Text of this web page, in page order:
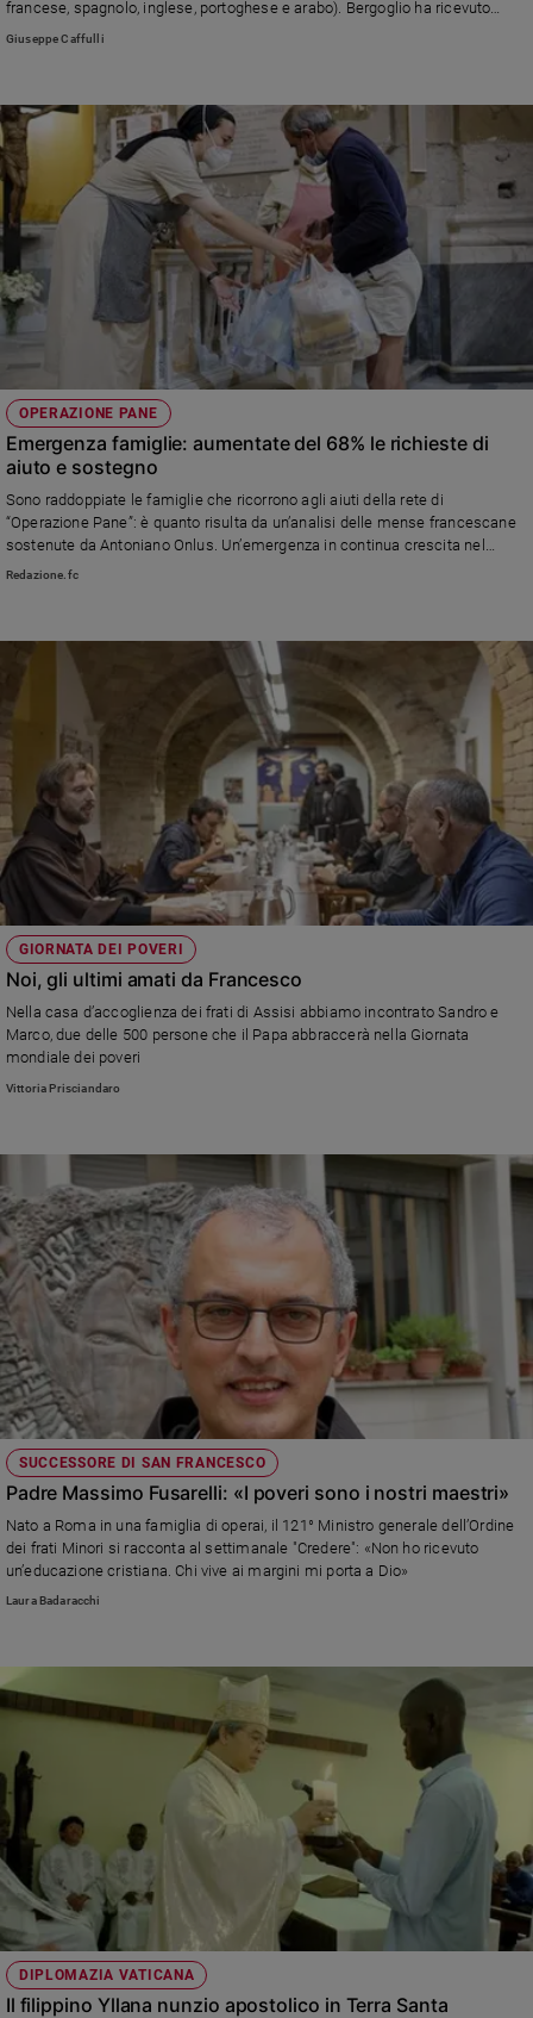
francese, spagnolo, inglese, portoghese e arabo). Bergoglio ha ricevuto
giornalisti e staff della comunicazione della Custodia di Terra Santa,
Giuseppe Caffulli
OPERAZIONE PANE
Emergenza famiglie: aumentate del 68% le richieste di
aiuto e sostegno
Sono raddoppiate le famiglie che ricorrono agli aiuti della rete di
“Operazione Pane”: è quanto risulta da un’analisi delle mense francescane
sostenute da Antoniano Onlus. Un’emergenza in continua crescita nel
triennio 2019/2021, come dimostra il +100% delle ceste alimentari
Redazione.fc
GIORNATA DEI POVERI
Noi, gli ultimi amati da Francesco
Nella casa d’accoglienza dei frati di Assisi abbiamo incontrato Sandro e
Marco, due delle 500 persone che il Papa abbraccerà nella Giornata
mondiale dei poveri
Vittoria Prisciandaro
SUCCESSORE DI SAN FRANCESCO
Padre Massimo Fusarelli: «I poveri sono i nostri maestri»
Nato a Roma in una famiglia di operai, il 121° Ministro generale dell’Ordine
dei frati Minori si racconta al settimanale "Credere": «Non ho ricevuto
un’educazione cristiana. Chi vive ai margini mi porta a Dio»
Laura Badaracchi
DIPLOMAZIA VATICANA
Il filippino Yllana nunzio apostolico in Terra Santa